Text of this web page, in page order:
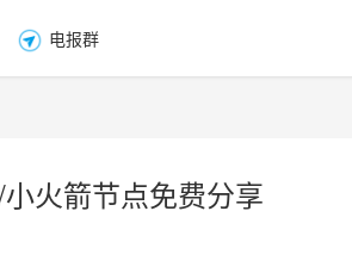
电报群
火箭节点免费分享